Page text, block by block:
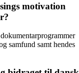
motivation
samfund samt hendes